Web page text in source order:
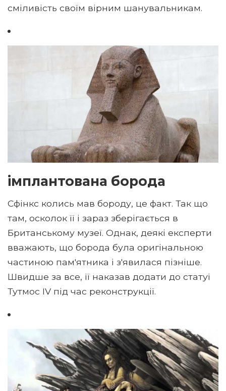
сміливість своїм вірним шанувальникам.
імплантована борода
Сфінкс колись мав бороду, це факт. Так що
там, осколок її і зараз зберігається в
Британському музеї. Однак, деякі експерти
вважають, що борода була оригінальною
частиною пам'ятника і з'явилася пізніше.
Швидше за все, її наказав додати до статуї
Тутмос IV під час реконструкції.